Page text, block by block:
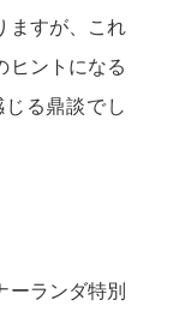
ますが、これ
ヒントになる
る鼎談でし
ーランダ特別